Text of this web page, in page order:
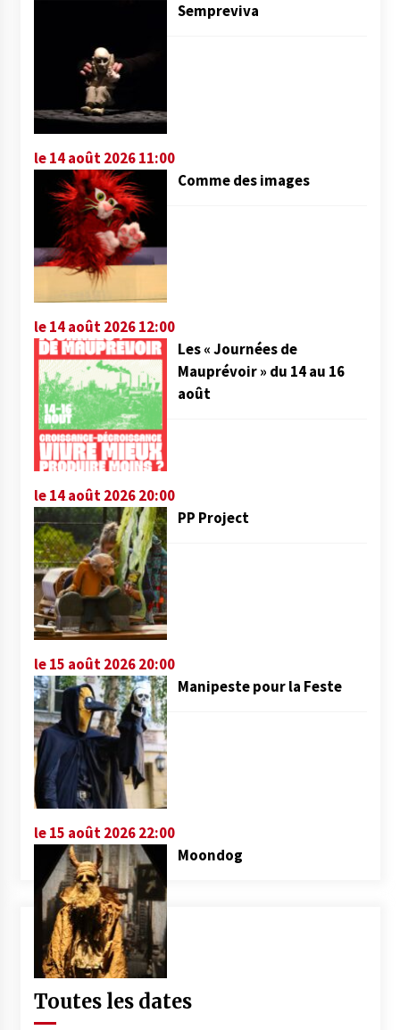
Sempreviva
le 14 août 2026 11:00
Comme des images
le 14 août 2026 12:00
Les « Journées de
Mauprévoir » du 14 au 16
août
le 14 août 2026 20:00
PP Project
le 15 août 2026 20:00
Manipeste pour la Feste
le 15 août 2026 22:00
Moondog
Toutes les dates